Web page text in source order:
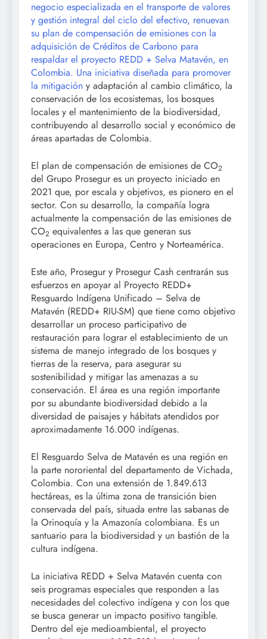
negocio especializada en el transporte de valores
y gestión integral del ciclo del efectivo, renuevan
su plan de compensación de emisiones con la
adquisición de Créditos de Carbono para
respaldar el proyecto REDD + Selva Matavén, en
Colombia. Una iniciativa diseñada para promover
la mitigación y adaptación al cambio climático, la
conservación de los ecosistemas, los bosques
locales y el mantenimiento de la biodiversidad,
contribuyendo al desarrollo social y económico de
áreas apartadas de Colombia.
El plan de compensación de emisiones de CO2
del Grupo Prosegur es un proyecto iniciado en
2021 que, por escala y objetivos, es pionero en el
sector. Con su desarrollo, la compañía logra
actualmente la compensación de las emisiones de
CO2 equivalentes a las que generan sus
operaciones en Europa, Centro y Norteamérica.
Este año, Prosegur y Prosegur Cash centrarán sus
esfuerzos en apoyar al Proyecto REDD+
Resguardo Indígena Unificado – Selva de
Matavén (REDD+ RIU-SM) que tiene como objetivo
desarrollar un proceso participativo de
restauración para lograr el establecimiento de un
sistema de manejo integrado de los bosques y
tierras de la reserva, para asegurar su
sostenibilidad y mitigar las amenazas a su
conservación. El área es una región importante
por su abundante biodiversidad debido a la
diversidad de paisajes y hábitats atendidos por
aproximadamente 16.000 indígenas.
El Resguardo Selva de Matavén es una región en
la parte nororiental del departamento de Vichada,
Colombia. Con una extensión de 1.849.613
hectáreas, es la última zona de transición bien
conservada del país, situada entre las sabanas de
la Orinoquía y la Amazonía colombiana. Es un
santuario para la biodiversidad y un bastión de la
cultura indígena.
La iniciativa REDD + Selva Matavén cuenta con
seis programas especiales que responden a las
necesidades del colectivo indígena y con los que
se busca generar un impacto positivo tangible.
Dentro del eje medioambiental, el proyecto